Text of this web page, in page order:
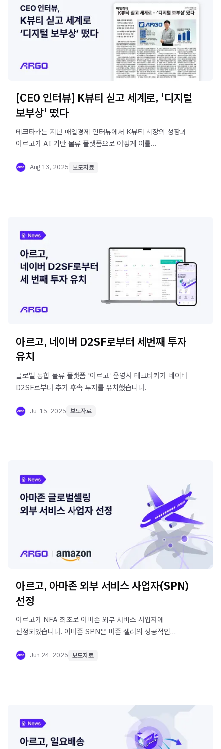
[CEO 인터뷰] K뷰티 싣고 세계로, '디지털
보부상' 떴다
테크타카는 지난 매일경제 인터뷰에서 K뷰티 시장의 성장과
아르고가 AI 기반 물류 플랫폼으로 어떻게 이를
Aug 13, 2025 보도자료
아르고, 네이버 D2SF로부터 세번째 투자
유치
글로벌 통합 물류 플랫폼 '아르고' 운영사 테크타카가 네이버
D2SF로부터 추가 후속 투자를 유치했습니다.
Jul 15, 2025 보도자료
아르고, 아마존 외부 서비스 사업자(SPN)
선정
아르고가 NFA 최초로 아마존 외부 서비스 사업자에
선정되었습니다. 아마존 SPN은 마존 셀러의 성공적인
프로그램입니다.
Jun 24, 2025 보도자료